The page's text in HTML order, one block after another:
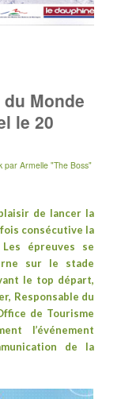
Monde
le 20
par Armelle "The Boss"
de lancer la
consécutive la
épreuves se
sur le stade
le top départ,
Responsable du
de Tourisme
l’événement
de la